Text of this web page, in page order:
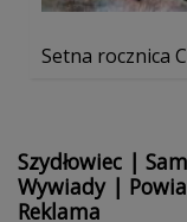
Setna rocznica
Szydłowiec |
Wywiady|
Reklama